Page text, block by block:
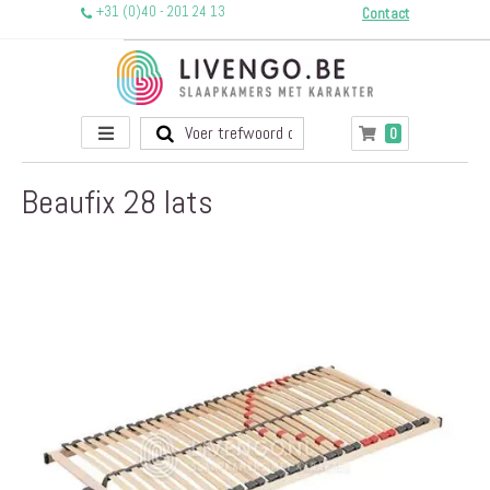
+31 (0)40 - 201 24 13 Contact
Toggle
Nav
Winkelwagen
0producten
Beaufix 28 lats